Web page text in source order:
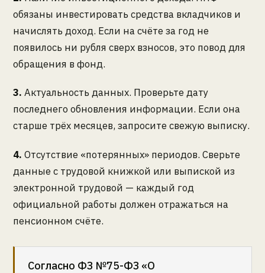
обязаны инвестировать средства вкладчиков и
начислять доход. Если на счёте за год не
появилось ни рубля сверх взносов, это повод для
обращения в фонд.
3. Актуальность данных. Проверьте дату
последнего обновления информации. Если она
старше трёх месяцев, запросите свежую выписку.
4. Отсутствие «потерянных» периодов. Сверьте
данные с трудовой книжкой или выпиской из
электронной трудовой — каждый год
официальной работы должен отражаться на
пенсионном счёте.
Согласно ФЗ №75-ФЗ «О